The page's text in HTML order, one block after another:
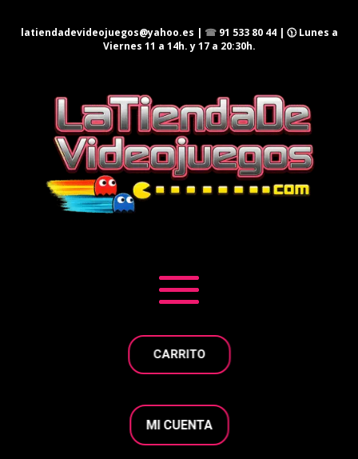
latiendadevideojuegos@yahoo.es | ☎ 91 533 80 44| 🕦 Lunes a
Viernes 11 a 14h. y 17 a 20:30h.
CARRITO
MI CUENTA